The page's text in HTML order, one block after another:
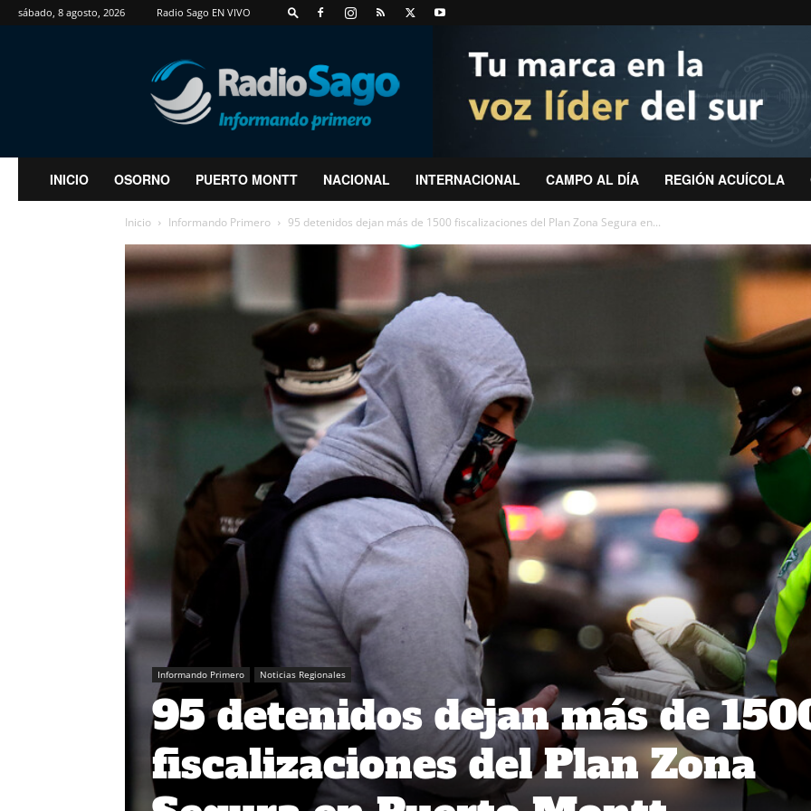
sábado, 8 agosto, 2026 Radio Sago EN VIVO
RadioSago
INICIO OSORNO PUERTO MONTT NACIONAL INTERNACIONAL CAMPO AL DÍA REGIÓN ACUÍCOLA
Inicio Informando Primero 95 detenidos dejan más de 1500 fiscalizaciones del Plan Zona Segura en...
Informando Primero Noticias Regionales
95 detenidos dejan más de
fiscalizaciones del Plan Zona